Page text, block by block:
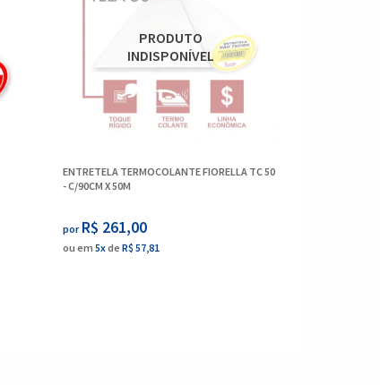
ENTRETELA TERMOCOLANTE FIORELLA TC 50
- C/90CM X 50M
por R$ 261,00
ou em 5xde R$ 57,81